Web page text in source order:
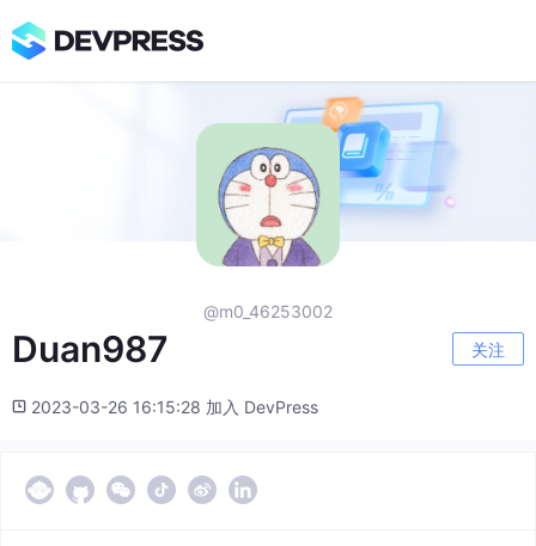
@m0_46253002
Duan987 关注
2023-03-26 16:15:28 加入 DevPress